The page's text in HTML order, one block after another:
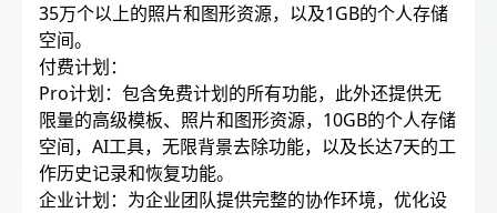
35万个以上的照片和图形资源，以及1GB的个人存储
空间。
付费计划：
Pro计划：包含免费计划的所有功能，此外还提供无
限量的高级模板、照片和图形资源，10GB的个人存储
空间，AI工具，无限背景去除功能，以及长达7天的工
作历史记录和恢复功能。
企业计划：为企业团队提供完整的协作环境，优化设